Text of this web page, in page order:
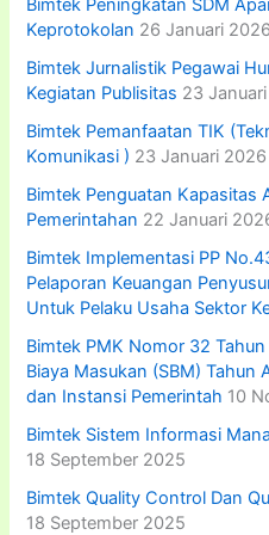
Bimtek Peningkatan SDM
Keprotokolan 26 Januari 2026
Bimtek Jurnalistik Pegawai
Kegiatan Publisitas 23
Bimtek Pemanfaatan TIK
Komunikasi ) 23 Januari 2026
Bimtek Penguatan Kapasitas
Pemerintahan 22 Januari
Bimtek Implementasi PP
Pelaporan Keuangan
Untuk Pelaku Usaha Sektor
Bimtek PMK Nomor 32
Biaya Masukan (SBM) Tahun
dan Instansi Pemerintah 10
Bimtek Sistem Informasi
18 September 2025
Bimtek Quality Control Dan
18 September 2025